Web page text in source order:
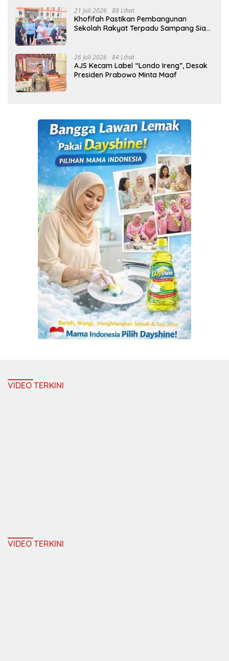
21 Juli 2026 88 Lihat
Khofifah Pastikan Pembangunan
Sekolah Rakyat Terpadu Sampang Siap
26 Juli 2026 84 Lihat
AJS Kecam Label “Londo Ireng”, Desak
Presiden Prabowo Minta Maaf
VIDEO TERKINI
VIDEO TERKINI